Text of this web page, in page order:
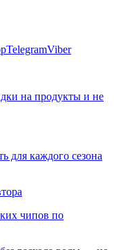
TelegramViber
на продукты и не
для каждого сезона
чипов по